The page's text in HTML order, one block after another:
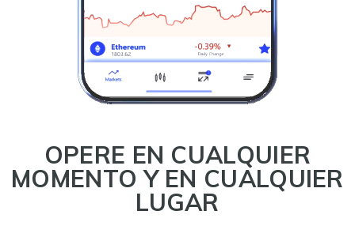
OPERE EN CUALQUIER
MOMENTO Y EN CUALQUIER
LUGAR